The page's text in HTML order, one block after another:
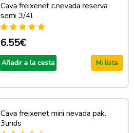
Cava freixenet c.nevada reserva
semi 3/4l
6.55€
Añadir a la cesta Mi lista
Cava freixenet mini nevada pak.
3unds